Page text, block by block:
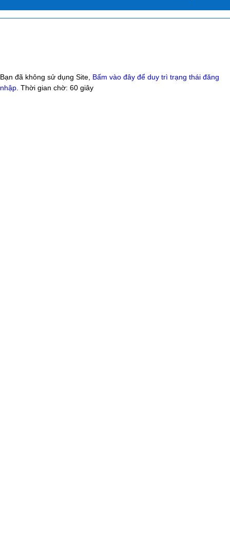
Bạn đã không sử dụng Site, Bấm vào đây để duy trì trạng thái đăng
nhập . Thời gian chờ: 60 giây